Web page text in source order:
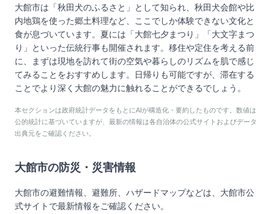
大館市は「秋田犬のふるさと」として知られ、秋田犬会館や比
内地鶏を使った郷土料理など、ここでしか体験できない文化と
食が息づいています。夏には「大館七夕まつり」「大文字まつ
り」といった伝統行事も開催されます。移住や定住を考える前
に、まずは現地を訪れて街の空気や暮らしのリズムを肌で感じ
てみることをおすすめします。日帰りも可能ですが、滞在する
ことでより深く大館の魅力に触れることができるでしょう。
本セクションは政府統計データをもとにAIが構造化・要約したものです。数値は
公的統計に基づいていますが、最新の情報は各自治体の公式サイトおよびデータ
出典元をご確認ください。
大館市の防災・災害情報
大館市の避難情報、避難所、ハザードマップなどは、 大館市公
式サイトで最新情報をご確認ください。